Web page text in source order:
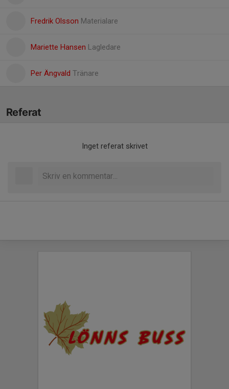
Fredrik Olsson Materialare
Mariette Hansen Lagledare
Per Ängvald Tränare
Referat
Inget referat skrivet